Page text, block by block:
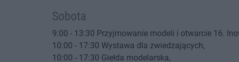
Sobota
9:00 - 13:30 Przyjmowanie modeli i otwarcie 16.
10:00 - 17:30 Wystawa dla zwiedzających,
10:00 - 17:30 Giełda modelarska,